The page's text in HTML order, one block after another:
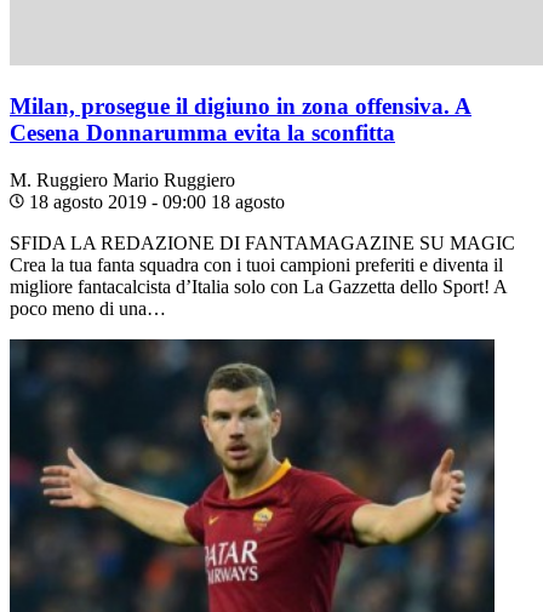
Milan, prosegue il digiuno in zona offensiva. A
Cesena Donnarumma evita la sconfitta
M. Ruggiero Mario Ruggiero
18 agosto 2019 - 09:00 18 agosto
SFIDA LA REDAZIONE DI FANTAMAGAZINE SU MAGIC
Crea la tua fanta squadra con i tuoi campioni preferiti e diventa il
migliore fantacalcista d’Italia solo con La Gazzetta dello Sport! A
poco meno di una…